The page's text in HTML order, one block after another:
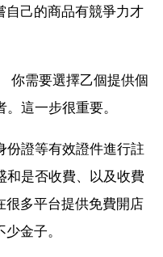
自己的商品有競爭力才
你需要選擇乙個提供個
這一步很重要。
證等有效證件進行註
是否收費、以及收費
很多平台提供免費開店
金子。